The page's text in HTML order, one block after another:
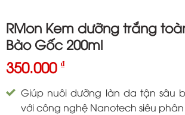
RMon Kem dưỡng trắng
Bào Gốc 200ml
350.000 ₫
Giúp nuôi dưỡng làn da tận sâu
với công nghệ Nanotech siêu